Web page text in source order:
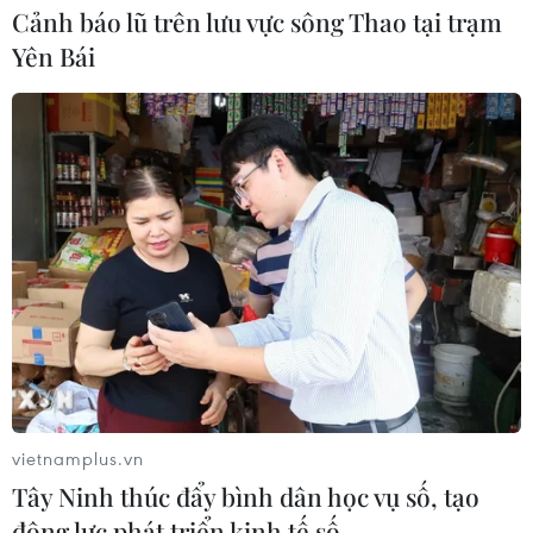
Nga thoái vốn nhà nước khỏi Sân bay
Quốc tế Sheremetyevo
07/08/2026 00:22
Nga thông báo tấn công căn
cứ ngầm của Ukraine
06/08/2026 16:21
Tây Ban Nha: 100 người thiệt mạng
trong vụ vượt biển ồ ạt vào Ceuta
06/08/2026 16:03
Đức tuyên án chung thân đối tượng
Cảnh báo lũ trên lưu vực sông Thao tại trạm
Yên Bái
vietnamplus.vn
Tây Ninh thúc đẩy bình dân học vụ số, tạo